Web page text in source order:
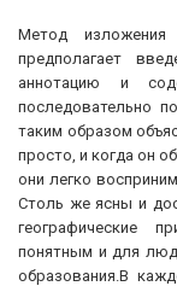
Метод
предполагает
аннотацию и
последовательно
таким образом
просто, и когда он
они легко
Столь же ясны и
географические
понятным и для
образования.В